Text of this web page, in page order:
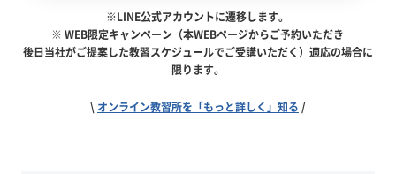
※LINE公式アカウントに遷移します。
※ WEB限定キャンペーン（本WEBページからご予約いただき
後日当社がご提案した教習スケジュールでご受講いただく）適応の場合に
限ります。
\ オンライン教習所を「もっと詳しく」知る /